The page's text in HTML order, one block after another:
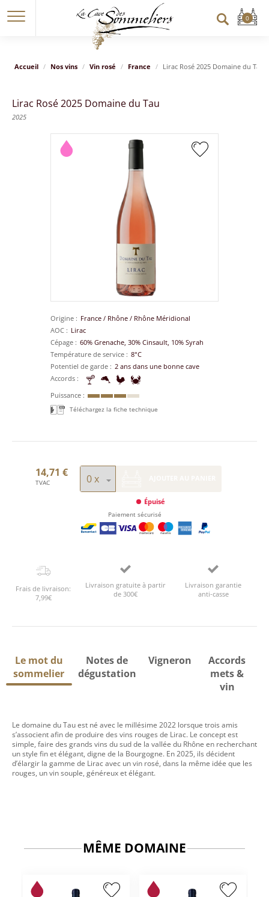
Accueil Nos vins Vin rosé France Lirac Rosé 2025 Domaine du Tau
Lirac Rosé 2025 Domaine du Tau
2025
Origine France / Rhône / Rhône Méridional
AOC
Lirac
Cépage
60% Grenache, 30% Cinsault, 10% Syrah
Température de service
8°C
Potentiel de garde
2 ans dans une bonne cave
Accords
Puissance
Téléchargez la fiche technique
14,71 €
TVAC
Épuisé
Paiement sécurisé
Frais de livraison:
7,99€
Livraison gratuite à partir
de 300€
Livraison garantie
anti-casse
Le mot du
sommelier
Notes de
dégustation
Vigneron
Accords
mets &
vin
Le domaine du Tau est né avec le millésime 2022 lorsque trois amis
s’associent afin de produire des vins rouges de Lirac. Le concept est
simple, faire des grands vins du sud de la vallée du Rhône en recherchant
un style fin et élégant, digne de la Bourgogne. En 2025, ils décident
d’élargir la gamme de Lirac avec un vin rosé, dans la même idée que les
rouges, un vin souple, généreux et élégant.
MÊME DOMAINE